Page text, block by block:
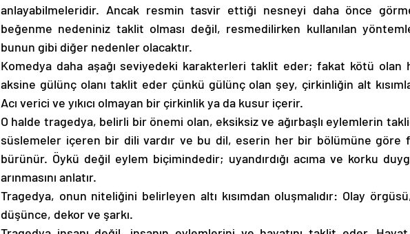
anlayabilmeleridir. Ancak resmin tasvir ettiği nesneyi daha önce
beğenme nedeniniz taklit olması değil, resmedilirken kullanılan
bunun gibi diğer nedenler olacaktır.
Komedya daha aşağı seviyedeki karakterleri taklit eder; fakat kötü olan
aksine gülünç olanı taklit eder çünkü gülünç olan şey, çirkinliğin alt
Acı verici ve yıkıcı olmayan bir çirkinlik ya da kusur içerir.
O halde tragedya, belirli bir önemi olan, eksiksiz ve ağırbaşlı eylemlerin
süslemeler içeren bir dili vardır ve bu dil, eserin her bir bölümüne göre
bürünür. Öykü değil eylem biçimindedir; uyandırdığı acıma ve korku
arınmasını anlatır.
Tragedya, onun niteliğini belirleyen altı kısımdan oluşmalıdır: Olay
düşünce, dekor ve şarkı.